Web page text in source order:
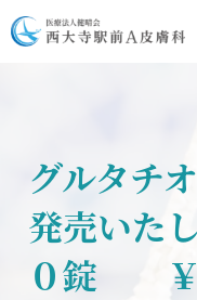
グルタチ
発売いた
０錠 ￥